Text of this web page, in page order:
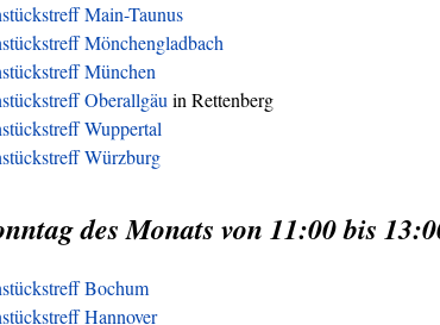
Main-Taunus
Mönchengladbach
München
Oberallgäuin Rettenberg
Wuppertal
Würzburg
des Monats von 11:00 bis
Bochum
Hannover